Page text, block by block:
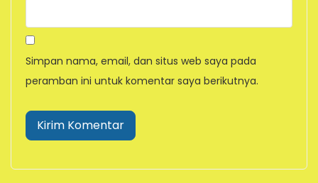
Simpan nama, email, dan situs web saya pada
peramban ini untuk komentar saya berikutnya.